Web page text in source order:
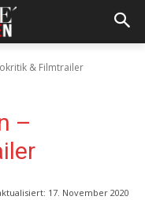
& Filmtrailer
–
17. November 2020